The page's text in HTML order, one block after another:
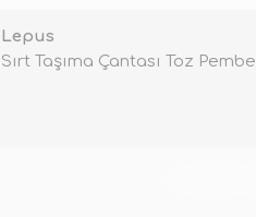
Lepus
Sırt Taşıma Çantası Toz Pembe